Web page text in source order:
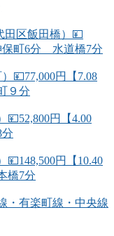
田区飯田橋）💴
町6分 水道橋7分
💴77,000円【7.08
９分
円【4.00
円【10.40
橋7分
・有楽町線・中央線